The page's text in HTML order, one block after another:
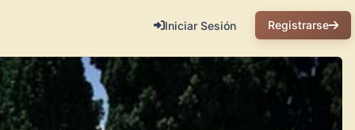
Iniciar Sesión Registrarse